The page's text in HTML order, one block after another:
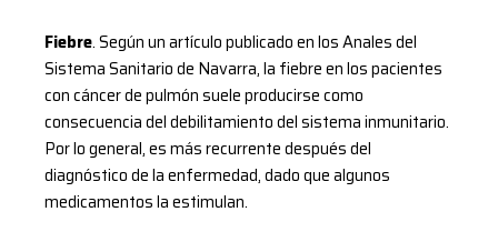
Fiebre. Según un artículo publicado en los Anales del
Sistema Sanitario de Navarra, la fiebre en los pacientes
con cáncer de pulmón suele producirse como
consecuencia del debilitamiento del sistema inmunitario.
Por lo general, es más recurrente después del
diagnóstico de la enfermedad, dado que algunos
medicamentos la estimulan.